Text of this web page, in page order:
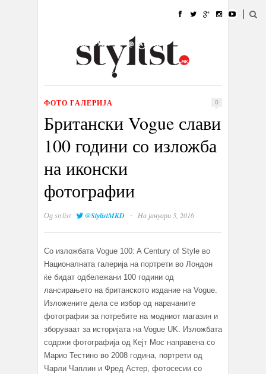
УБАВИНА
КУЛТУРА @РАБОТА
ИЗЛОГ
ФОТО ГАЛЕРИЈА 0
Британски Vogue слави
100 години со изложба
на иконски
фотографии
Одstylist @StylistMKD · На јануари 5, 2016
Со изложбата Vogue 100: A Century of Style во
Националната галерија на портрети во Лондон
ќе бидат одбележани 100 години од
лансирањето на британското издание на Vogue.
Изложените дела се избор од нарачаните
фотографии за потребите на модниот магазин и
зборуваат за историјата на Vogue UK. Изложбата
содржи фотографија од Кејт Мос направена со
Марио Тестино во 2008 година, портрети од
Чарли Чаплин и Фред Астер, фотосесии со